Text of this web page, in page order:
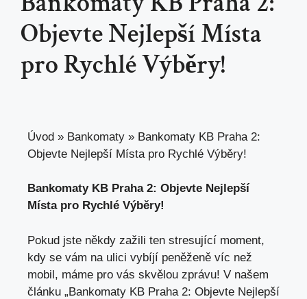
Objevte Nejlepší Místa
pro Rychlé Výběry!
Úvod » Bankomaty » Bankomaty KB Praha 2:
Objevte Nejlepší Místa pro Rychlé Výběry!
Bankomaty KB Praha 2: Objevte Nejlepší
Místa pro Rychlé Výběry!
Pokud jste někdy zažili ten stresující moment,
kdy se vám na ulici vybíjí peněženě víc než
mobil, máme pro vás skvělou zprávu! V našem
článku „Bankomaty KB Praha 2: Objevte Nejlepší